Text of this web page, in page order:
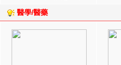
醫學/醫藥